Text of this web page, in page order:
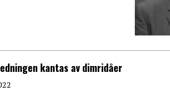
kantas av dimridåer